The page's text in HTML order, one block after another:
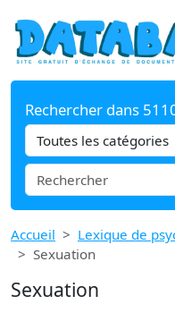
Rechercher dans
Accueil
Lexique de
Sexuation
Sexuation